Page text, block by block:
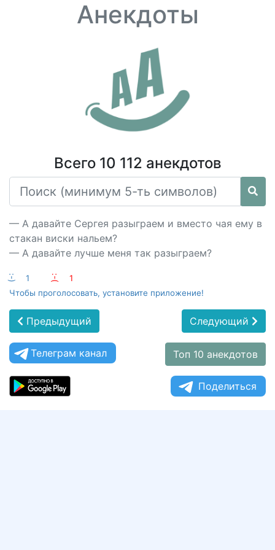
Анекдоты
Всего 10 112 анекдотов
— А давайте Сергея разыграем и вместо чая ему в
стакан виски нальем?
— А давайте лучше меня так разыграем?
:-) 1 :-(
1
Чтобы проголосовать, установите приложение!
Предыдущий Следующий
Телеграм канал Топ 10 анекдотов
Поделиться